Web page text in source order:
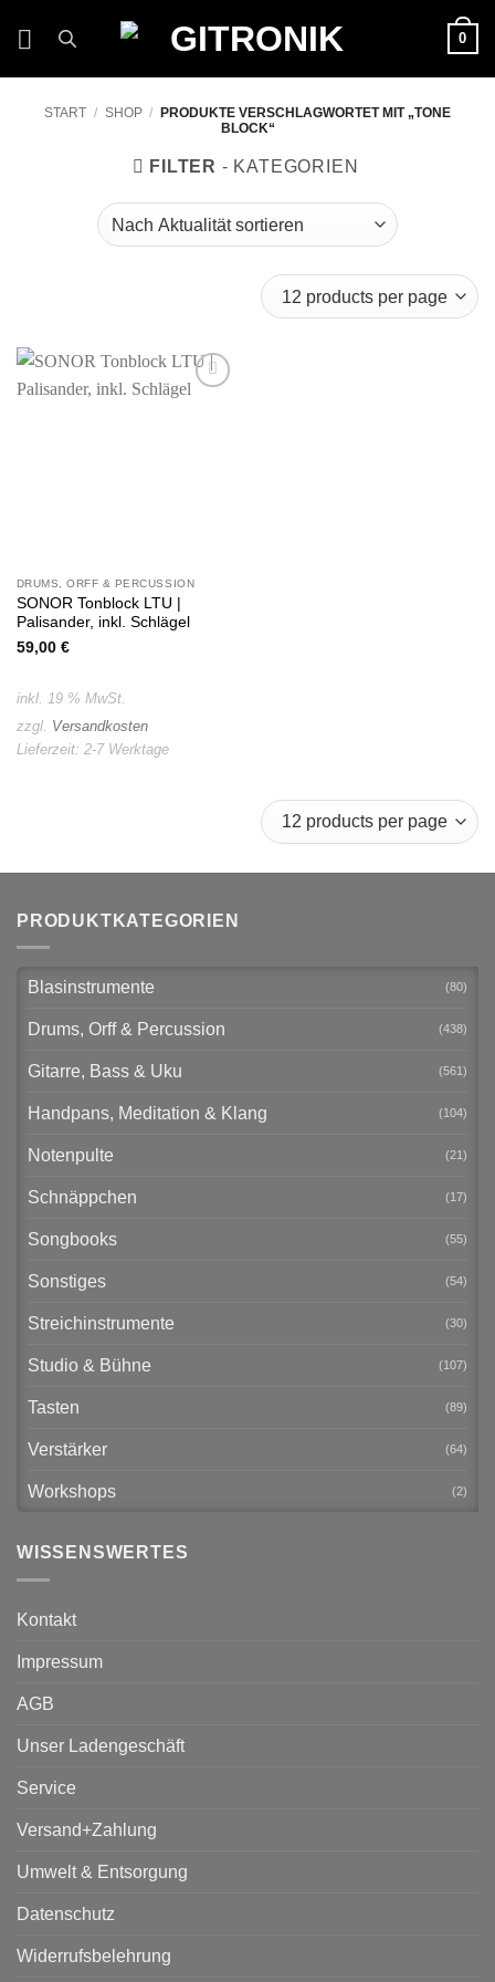
0
START / SHOP /
PRODUKTE VERSCHLAGWORTET MIT „TONE
BLOCK“
FILTER
DRUMS, ORFF & PERCUSSION
SONOR Tonblock LTU |
Palisander, inkl. Schlägel
59,00 €
inkl. 19 % MwSt.
zzgl. Versandkosten
Lieferzeit: 2-7 Werktage
PRODUKTKATEGORIEN
Blasinstrumente (80)
Drums, Orff & Percussion (438)
Gitarre, Bass & Uku (561)
Handpans, Meditation & Klang (104)
Notenpulte (21)
Schnäppchen (17)
Songbooks (55)
Sonstiges (54)
Streichinstrumente (30)
Studio & Bühne (107)
Tasten (89)
Verstärker (64)
Workshops (2)
WISSENSWERTES
Kontakt
Impressum
AGB
Unser Ladengeschäft
Service
Versand+Zahlung
Umwelt & Entsorgung
Datenschutz
Widerrufsbelehrung